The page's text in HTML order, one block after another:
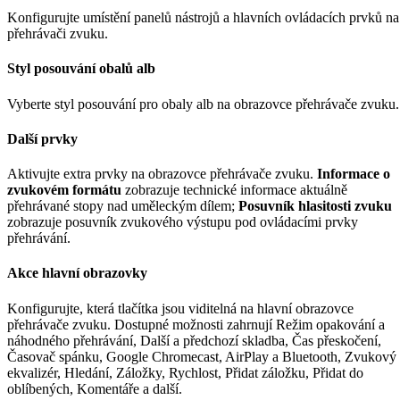
Konfigurujte umístění panelů nástrojů a hlavních ovládacích prvků na
přehrávači zvuku.
Styl posouvání obalů alb
Vyberte styl posouvání pro obaly alb na obrazovce přehrávače zvuku.
Další prvky
Aktivujte extra prvky na obrazovce přehrávače zvuku. Informace o
zvukovém formátu zobrazuje technické informace aktuálně
přehrávané stopy nad uměleckým dílem; Posuvník hlasitosti zvuku
zobrazuje posuvník zvukového výstupu pod ovládacími prvky
přehrávání.
Akce hlavní obrazovky
Konfigurujte, která tlačítka jsou viditelná na hlavní obrazovce
přehrávače zvuku. Dostupné možnosti zahrnují Režim opakování a
náhodného přehrávání, Další a předchozí skladba, Čas přeskočení,
Časovač spánku, Google Chromecast, AirPlay a Bluetooth, Zvukový
ekvalizér, Hledání, Záložky, Rychlost, Přidat záložku, Přidat do
oblíbených, Komentáře a další.